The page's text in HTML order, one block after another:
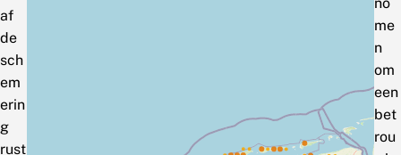
af
de
sch
em
erin
g
rust
me
n
om
een
bet
rou